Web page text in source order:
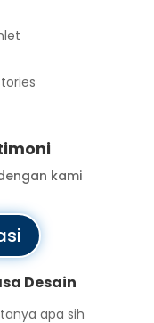
kami
Desain
apa sih